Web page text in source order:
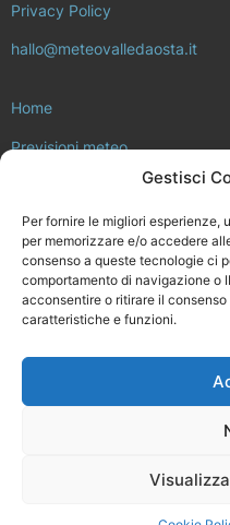
Gestisci
Per fornire le migliori
per memorizzare e/o accedere
consenso a queste tecnologie ci
comportamento di navigazione o
acconsentire o ritirare il
caratteristiche e funzioni.
Privacy Policy
hallo@meteovalledaosta.it
Home
Previsioni meteo
Approfondimenti meteo e
Consulta la rete di stazioni
Il progetto Meteo Valle d’Aosta
Installa la tua stazione meteo
Meteovalledaosta.it non è in
d’Aosta, né ad ARPA Valle
Disegnato e sviluppato da